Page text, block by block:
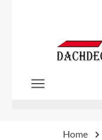
Zum Hauptinhalt
Home